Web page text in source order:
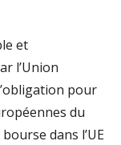
et
l’Union
pour
du
dans l’UE